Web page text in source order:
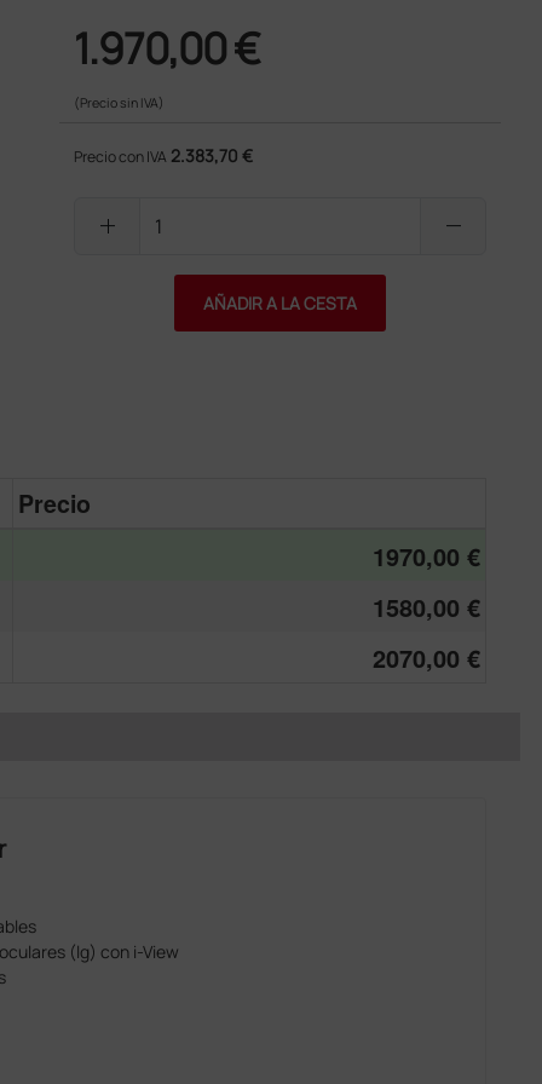
1.970,00 €
(Precio sin IVA)
Precio con IVA 2.383,70 €
add remove
AÑADIR A LA CESTA
Precio
1970,00 €
1580,00 €
2070,00 €
(lg) con i-View